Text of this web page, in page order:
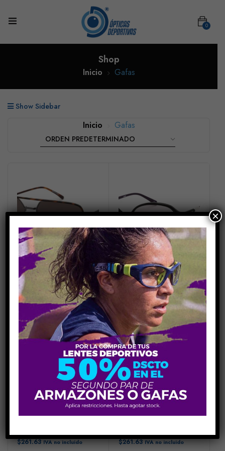
0
Shop
Inicio Gafas
Show Sidebar
Inicio Gafas
CASUAL
LACOSTE L227S
$261.63 IVA no incluido
CASUAL
LACOSTE L854SA
IVA no incluido
CASUAL
$261.63 IVA no incluido
CASUAL
$261.63 IVA no incluido
×